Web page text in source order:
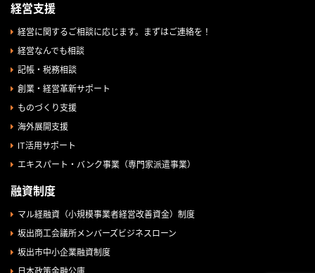
経営支援
経営に関するご相談に応じます。まずはご連絡を！
経営なんでも相談
記帳・税務相談
創業・経営革新サポート
ものづくり支援
海外展開支援
IT活用サポート
エキスパート・バンク事業（専門家派遣事業）
融資制度
マル経融資（小規模事業者経営改善資金）制度
坂出商工会議所メンバーズビジネスローン
坂出市中小企業融資制度